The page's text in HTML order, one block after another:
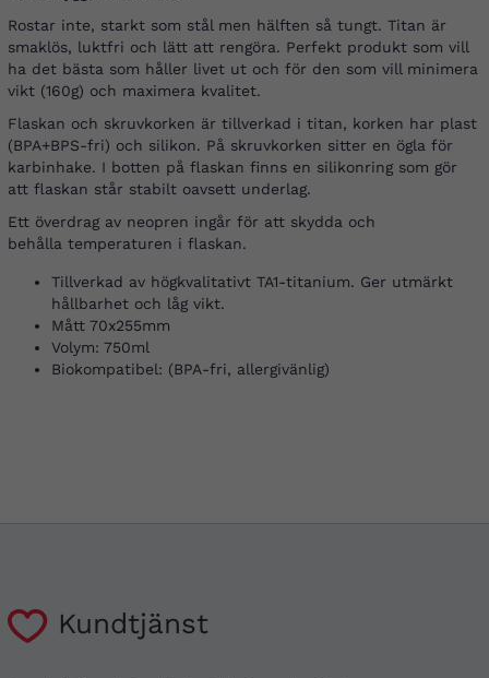
Rostar inte, starkt som stål men hälften så tungt. Titan är
smaklös, luktfri och lätt att rengöra. Perfekt produkt som vill
ha det bästa som håller livet ut och för den som vill minimera
vikt (160g) och maximera kvalitet.
Flaskan och skruvkorken är tillverkad i titan, korken har plast
(BPA+BPS-fri) och silikon. På skruvkorken sitter en ögla för
karbinhake. I botten på flaskan finns en silikonring som gör
att flaskan står stabilt oavsett underlag.
Ett överdrag av neopren ingår för att skydda och
behålla temperaturen i flaskan.
Tillverkad av högkvalitativt TA1-titanium. Ger utmärkt
hållbarhet och låg vikt.
Mått 70x255mm
Volym: 750ml
Biokompatibel: (BPA-fri, allergivänlig)
Kundtjänst